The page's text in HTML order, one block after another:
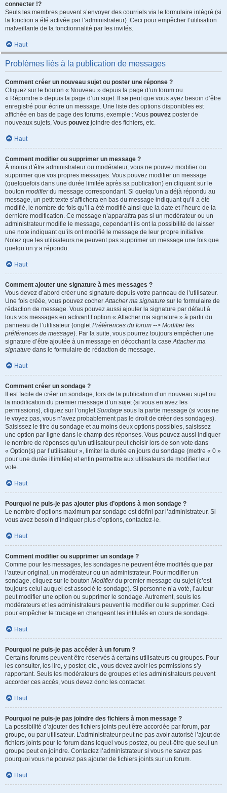
connecter !?
Seuls les membres peuvent s’envoyer des courriels via le formulaire intégré (si
la fonction a été activée par l’administrateur). Ceci pour empêcher l’utilisation
malveillante de la fonctionnalité par les invités.
Haut
Problèmes liés à la publication de messages
Comment créer un nouveau sujet ou poster une réponse ?
Cliquez sur le bouton « Nouveau » depuis la page d’un forum ou
« Répondre » depuis la page d’un sujet. Il se peut que vous ayez besoin d’être
enregistré pour écrire un message. Une liste des options disponibles est
affichée en bas de page des forums, exemple : Vous pouvez poster de
nouveaux sujets, Vous pouvez joindre des fichiers, etc.
Haut
Comment modifier ou supprimer un message ?
À moins d’être administrateur ou modérateur, vous ne pouvez modifier ou
supprimer que vos propres messages. Vous pouvez modifier un message
(quelquefois dans une durée limitée après sa publication) en cliquant sur le
bouton modifierdu message correspondant. Si quelqu’un a déjà répondu au
message, un petit texte s’affichera en bas du message indiquant qu’il a été
modifié, le nombre de fois qu’il a été modifié ainsi que la date et l’heure de la
dernière modification. Ce message n’apparaîtra pas si un modérateur ou un
administrateur modifie le message, cependant ils ont la possibilité de laisser
une note indiquant qu’ils ont modifié le message de leur propre initiative.
Notez que les utilisateurs ne peuvent pas supprimer un message une fois que
quelqu’un y a répondu.
Haut
Comment ajouter une signature à mes messages ?
Vous devez d’abord créer une signature depuis votre panneau de l’utilisateur.
Une fois créée, vous pouvez cocherAttacher ma signature sur le formulaire de
rédaction de message. Vous pouvez aussi ajouter la signature par défaut à
tous vos messages en activant l’option « Attacher ma signature » à partir du
panneau de l’utilisateur (ongletPréférences du forum --> Modifier les
préférences de message). Par la suite, vous pourrez toujours empêcher une
signature d’être ajoutée à un message en décochant la caseAttacher ma
signature dans le formulaire de rédaction de message.
Haut
Comment créer un sondage ?
Il est facile de créer un sondage, lors de la publication d’un nouveau sujet ou
la modification du premier message d’un sujet (si vous en avez les
permissions), cliquez sur l’ongletSondage sous la partie message (si vous ne
le voyez pas, vous n’avez probablement pas le droit de créer des sondages).
Saisissez le titre du sondage et au moins deux options possibles, saisissez
une option par ligne dans le champ des réponses. Vous pouvez aussi indiquer
le nombre de réponses qu’un utilisateur peut choisir lors de son vote dans
« Option(s) par l’utilisateur », limiter la durée en jours du sondage (mettre « 0 »
pour une durée illimitée) et enfin permettre aux utilisateurs de modifier leur
vote.
Haut
Pourquoi ne puis-je pas ajouter plus d’options à mon sondage ?
Le nombre d’options maximum par sondage est défini par l’administrateur. Si
vous avez besoin d’indiquer plus d’options, contactez-le.
Haut
Comment modifier ou supprimer un sondage ?
Comme pour les messages, les sondages ne peuvent être modifiés que par
l’auteur original, un modérateur ou un administrateur. Pour modifier un
sondage, cliquez sur le bouton Modifierdu premier message du sujet (c’est
toujours celui auquel est associé le sondage). Si personne n’a voté, l’auteur
peut modifier une option ou supprimer le sondage. Autrement, seuls les
modérateurs et les administrateurs peuvent le modifier ou le supprimer. Ceci
pour empêcher le trucage en changeant les intitulés en cours de sondage.
Haut
Pourquoi ne puis-je pas accéder à un forum ?
Certains forums peuvent être réservés à certains utilisateurs ou groupes. Pour
les consulter, les lire, y poster, etc., vous devez avoir les permissions s’y
rapportant. Seuls les modérateurs de groupes et les administrateurs peuvent
accorder ces accès, vous devez donc les contacter.
Haut
Pourquoi ne puis-je pas joindre des fichiers à mon message ?
La possibilité d’ajouter des fichiers joints peut être accordée par forum, par
groupe, ou par utilisateur. L’administrateur peut ne pas avoir autorisé l’ajout de
fichiers joints pour le forum dans lequel vous postez, ou peut-être que seul un
groupe peut en joindre. Contactez l’administrateur si vous ne savez pas
pourquoi vous ne pouvez pas ajouter de fichiers joints sur un forum.
Haut